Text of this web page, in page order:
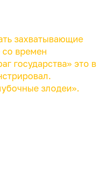
захватывающие
времен
государства» это в
злодеи».